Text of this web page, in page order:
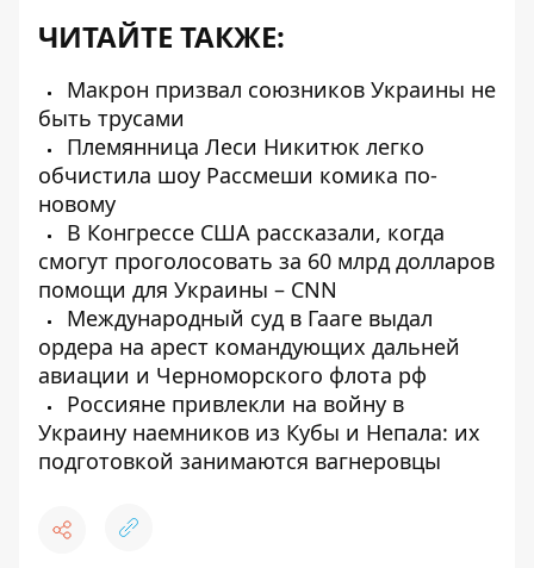
ЧИТАЙТЕ ТАКЖЕ:
Макрон призвал союзников Украины не
быть трусами
Племянница Леси Никитюк легко
обчистила шоу Рассмеши комика по-
новому
В Конгрессе США рассказали, когда
смогут проголосовать за 60 млрд долларов
помощи для Украины – CNN
Международный суд в Гааге выдал
ордера на арест командующих дальней
авиации и Черноморского флота рф
Россияне привлекли на войну в
Украину наемников из Кубы и Непала: их
подготовкой занимаются вагнеровцы